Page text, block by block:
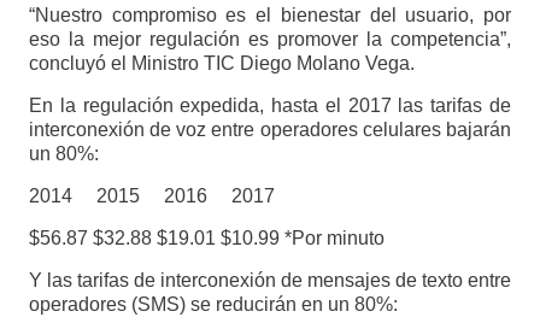
“Nuestro compromiso es el bienestar del usuario, por
eso la mejor regulación es promover la competencia”,
concluyó el Ministro TIC Diego Molano Vega.
En la regulación expedida, hasta el 2017 las tarifas de
interconexión de voz entre operadores celulares bajarán
un 80%:
2014 2015 2016 2017
$56.87 $32.88 $19.01 $10.99 *Por minuto
Y las tarifas de interconexión de mensajes de texto entre
operadores (SMS) se reducirán en un 80%: